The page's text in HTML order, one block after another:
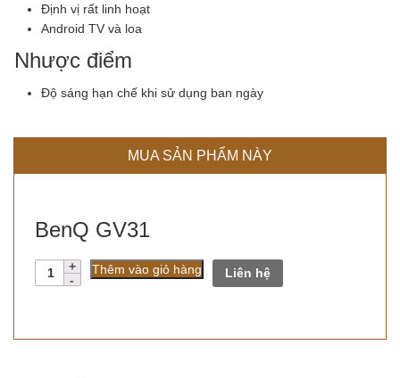
Định vị rất linh hoạt
Android TV và loa
Nhược điểm
Độ sáng hạn chế khi sử dụng ban ngày
MUA SẢN PHẨM NÀY
BenQ GV31
Số
lượng
Thêm vào giỏ hàng Liên hệ